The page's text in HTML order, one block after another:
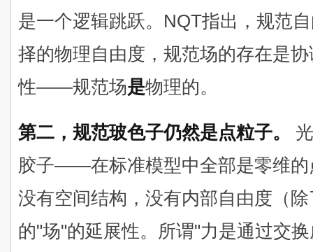
是一个逻辑跳跃。NQT指出，规范
择的物理自由度，规范场的存在是
性——规范场是物理的。
第二，规范玻色子仍然是点粒子。
胶子——在标准模型中全部是零维的
没有空间结构，没有内部自由度（
的"场"的延展性。所谓"力是通过交